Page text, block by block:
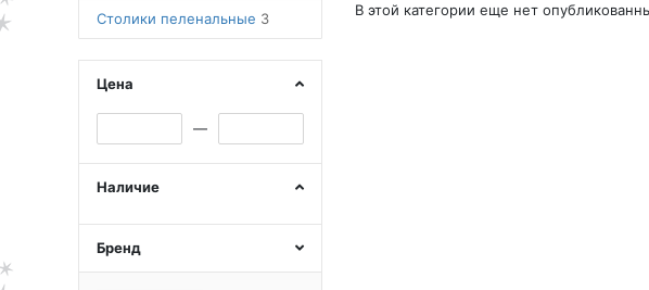
Столики пеленальные 3
Цена
—
Наличие
Бренд
В этой категории еще нет